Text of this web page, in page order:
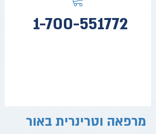
1-700-551772
מרפאה וטרינרית באור